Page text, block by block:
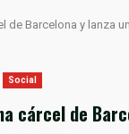
de Barcelona y lanza
Social
cárcel de